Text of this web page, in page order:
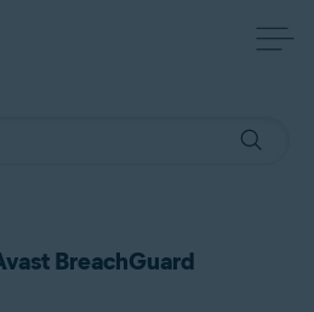
BreachGuard